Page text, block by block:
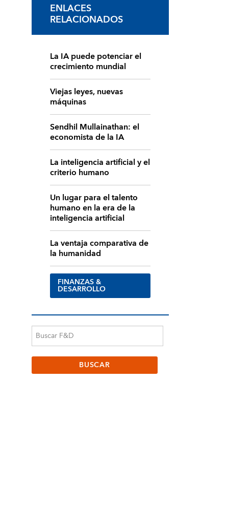
ENLACES
RELACIONADOS
La IA puede potenciar el
crecimiento mundial
Viejas leyes, nuevas
máquinas
Sendhil Mullainathan: el
economista de la IA
La inteligencia artificial y el
criterio humano
Un lugar para el talento
humano en la era de la
inteligencia artificial
La ventaja comparativa de
la humanidad
FINANZAS &
DESARROLLO